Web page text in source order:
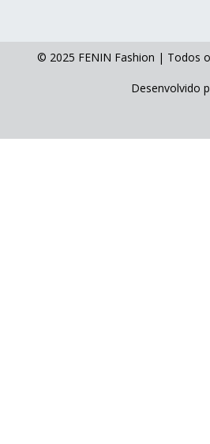
© 2025 FENIN Fashion | Todos
Desenvolvido